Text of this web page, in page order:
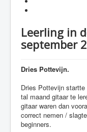
Leerling in
september
Dries Pottevijn.
Dries Pottevijn
tal maand gitaar te
gitaar waren dan
correct nemen /
beginners.